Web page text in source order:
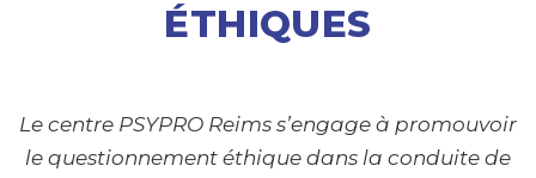
ÉTHIQUES
Le centre PSYPRO Reims s’engage à promouvoir
le questionnement éthique dans la conduite de